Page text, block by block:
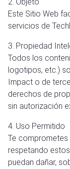
Este Sitio Web
servicios de
3. Propiedad
Todos los
logotipos, etc.)
Impact o de
derechos de
sin autorización
4. Uso Permitido
Te comprometes
respetando
puedan dañar,